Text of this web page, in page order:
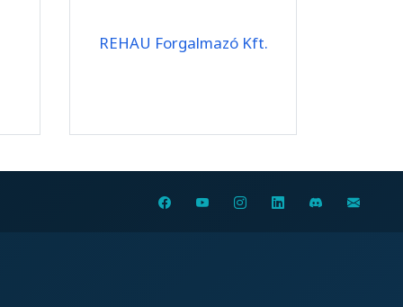
REHAU Forgalmazó Kft.